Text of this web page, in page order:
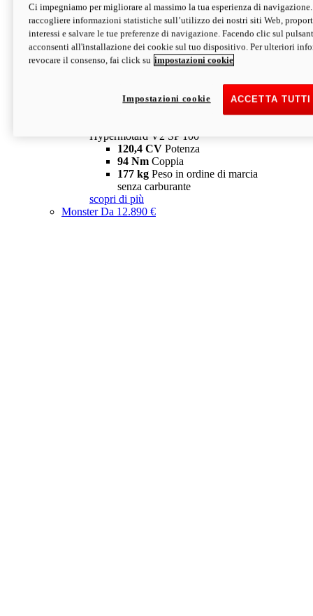
Hypermotard V2 SP
120,4 CVPotenza
94 NmCoppia
177 kgPeso in ordine di marcia
senza carburante
Depotenziata 35 kW: 18.890 € i
configura scopri di più
Hypermotard V2 SP 100
120,4 CV Potenza
94 Nm Coppia
177 kg Peso in ordine di marcia
senza carburante
scopri di più
MonsterDa 12.890 €
Ci impegniamo per migliorare al massimo la tua esperienza di
raccogliere informazioni statistiche sull’utilizzo dei nostri siti Web,
interessi e salvare le tue preferenze di navigazione. Facendo clic sul
acconsenti all'installazione dei cookie sul tuo dispositivo. Per ulteriori
revocare il consenso, fai click su impostazioni cookie
ACCETTA
Impostazioni cookie